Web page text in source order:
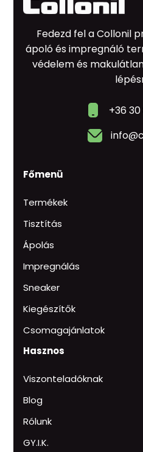
Fedezd fel a Collonil
ápoló és impregnáló
védelem és
+36
Főmenü
Termékek
Tisztítás
Ápolás
Impregnálás
Sneaker
Kiegészítők
Csomagajánlatok
Hasznos
Viszonteladóknak
Blog
Rólunk
GY.I.K.